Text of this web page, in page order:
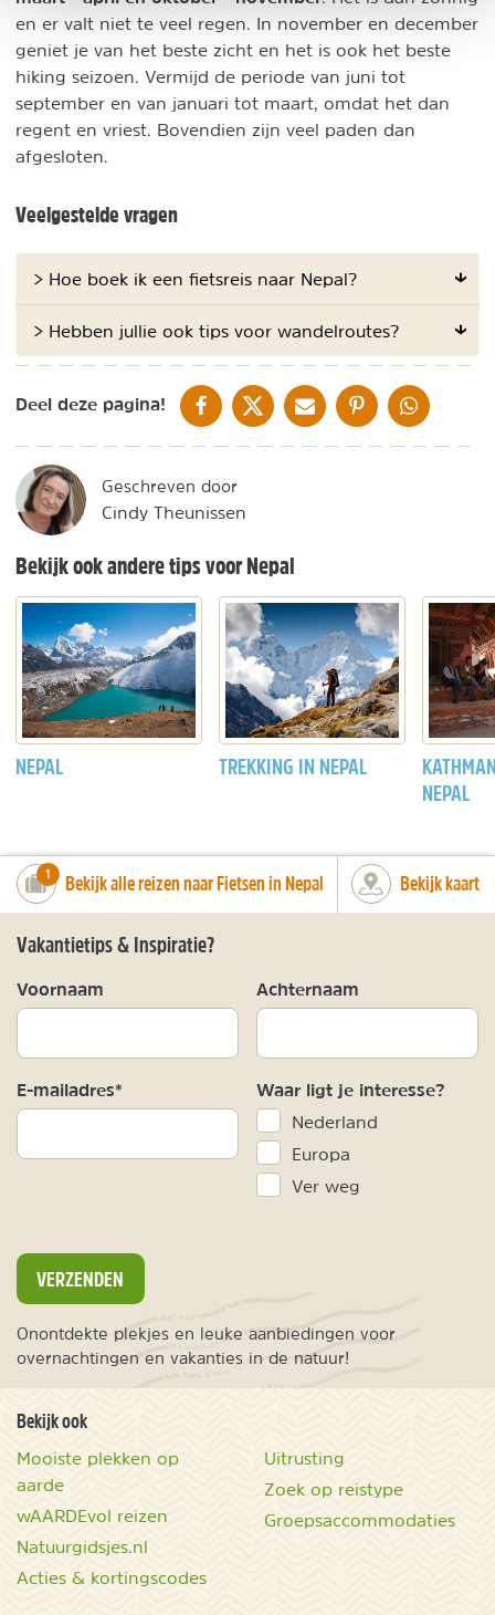
en er valt niet te veel regen. In november en december
geniet je van het beste zicht en het is ook het beste
hiking seizoen. Vermijd de periode van juni tot
september en van januari tot maart, omdat het dan
regent en vriest. Bovendien zijn veel paden dan
afgesloten.
Veelgestelde vragen
> Hoe boek ik een fietsreis naar Nepal?
> Hebben jullie ook tips voor wandelroutes?
Deel deze pagina! DELEN OP FACEBOOK
DELEN OP XDELEN VIA DE MAIL
DELEN OP PINTEREST
DELEN OP
Geschreven door
Cindy Theunissen
Bekijk ook andere tips voor Nepal
NEPAL TREKKING IN NEPAL
NEPAL
number_of_trips:
1 Bekijk alle reizen naar Fietsen in Nepal Bekijk kaart
Vakantietips & Inspiratie?
Voornaam Achternaam
E-mailadres* Waar ligt je interesse?
Nederland
Europa
Ver weg
VERZENDEN
Onontdekte plekjes en leuke aanbiedingen voor
overnachtingen en vakanties in de natuur!
Bekijk ook
Mooiste plekken op
aarde
wAARDEvol reizen
Natuurgidsjes.nl
Acties & kortingscodes
Uitrusting
Zoek op reistype
Groepsaccommodaties